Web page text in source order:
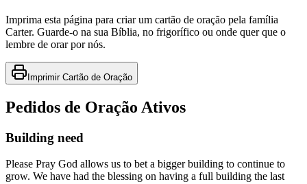
Imprima esta página para criar um cartão de oração pela família
Carter. Guarde-o na sua Bíblia, no frigorífico ou onde quer que o
lembre de orar por nós.
Imprimir Cartão de Oração
Pedidos de Oração Ativos
Building need
Please Pray God allows us to bet a bigger building to continue to
grow. We have had the blessing on having a full building the last